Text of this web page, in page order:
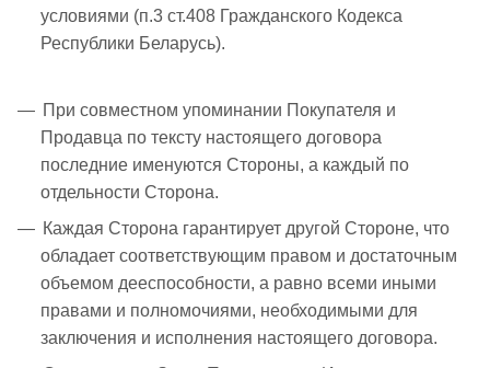
условиями (п.3 ст.408 Гражданского Кодекса
Республики Беларусь).
При совместном упоминании Покупателя и
Продавца по тексту настоящего договора
последние именуются Стороны, а каждый по
отдельности Сторона.
Каждая Сторона гарантирует другой Стороне, что
обладает соответствующим правом и достаточным
объемом дееспособности, а равно всеми иными
правами и полномочиями, необходимыми для
заключения и исполнения настоящего договора.